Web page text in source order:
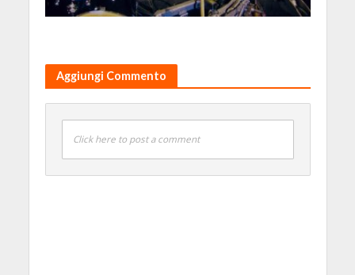
Aggiungi Commento
Click here to post a comment